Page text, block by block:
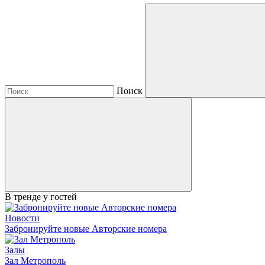
Поиск
В тренде у гостей
Новости
Забронируйте новые Авторские номера
Залы
Зал Метрополь